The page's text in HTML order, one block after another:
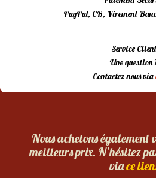
PayPal, CB, Virement
Service Client
Une question
Contactez-nous via
Nous achetons également
meilleurs prix. N’hésitez
viace